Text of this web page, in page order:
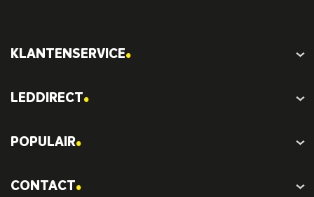
KLANTENSERVICE.
LEDDIRECT.
POPULAIR.
CONTACT.